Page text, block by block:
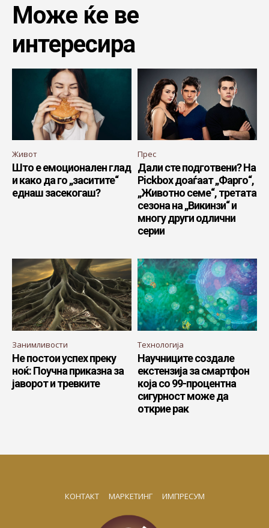
Може ќе ве
интересира
Живот
Што е емоционален глад
и како да го „заситите“
еднаш засекогаш?
Прес
Дали сте подготвени? На
Pickbox доаѓаат „Фарго“,
„Животно семе“, третата
сезона на „Викинзи“ и
многу други одлични
серии
Занимливости
Не постои успех преку
ноќ: Поучна приказна за
јаворот и тревките
Технологија
Научниците создале
екстензија за смартфон
која со 99-процентна
сигурност може да
открие рак
КОНТАКТ МАРКЕТИНГ ИМПРЕСУМ